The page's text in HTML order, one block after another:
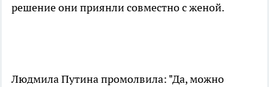
решение они приянли совместно с женой.
Людмила Путина промолвила: "Да, можно